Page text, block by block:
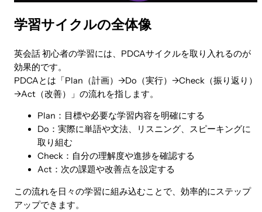
学習サイクルの全体像
英会話 初心者の学習には、PDCAサイクルを取り入れるのが
効果的です。
PDCAとは「Plan（計画）→Do（実行）→Check（振り返り）
→Act（改善）」の流れを指します。
Plan：目標や必要な学習内容を明確にする
Do：実際に単語や文法、リスニング、スピーキングに
取り組む
Check：自分の理解度や進捗を確認する
Act：次の課題や改善点を設定する
この流れを日々の学習に組み込むことで、効率的にステップ
アップできます。